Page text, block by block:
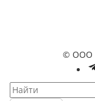
© ООО